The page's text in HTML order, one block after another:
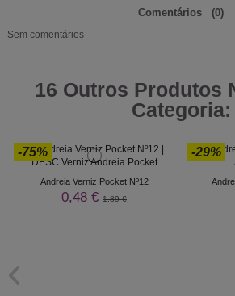
Comentários (0)
Sem comentários
16 Outros Produtos
Categoria:
-75%
Andreia Verniz Pocket Nº12
0,48 € 1,89 €
-29%